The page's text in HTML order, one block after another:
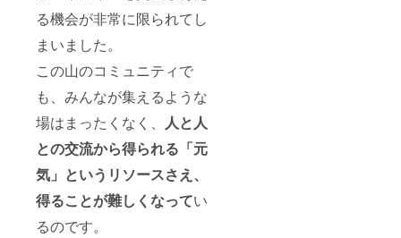
る機会が非常に限られてし
まいました。
この山のコミュニティで
も、みんなが集えるような
場はまったくなく、 人と人
との交流から得られる「元
気」というリソースさえ、
得ることが難しくなってい
るのです。